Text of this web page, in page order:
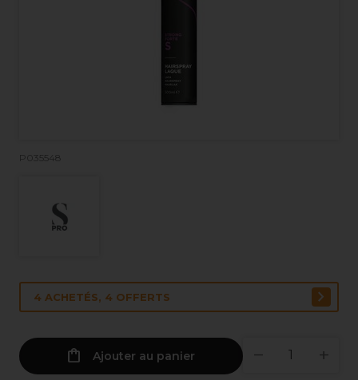
P035548
4 ACHETÉS, 4 OFFERTS
Ajouter au panier